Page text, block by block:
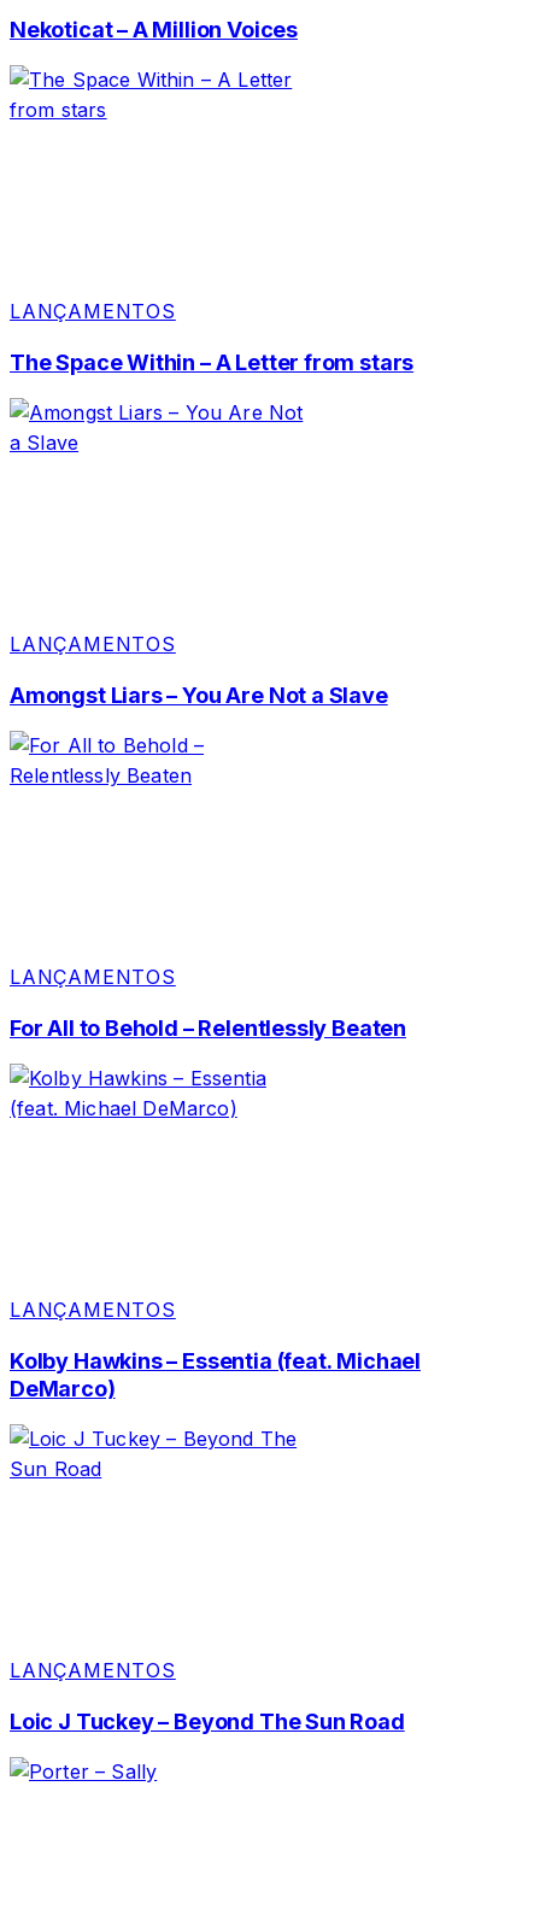
Nekoticat – A Million Voices
LANÇAMENTOS
The Space Within – A Letter from stars
LANÇAMENTOS
Amongst Liars – You Are Not a Slave
LANÇAMENTOS
For All to Behold – Relentlessly Beaten
LANÇAMENTOS
Kolby Hawkins – Essentia (feat. Michael
DeMarco)
LANÇAMENTOS
Loic J Tuckey – Beyond The Sun Road